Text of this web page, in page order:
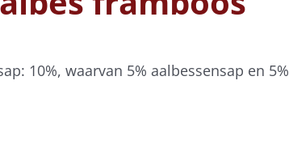
10%, waarvan 5% aalbessensap en 5%